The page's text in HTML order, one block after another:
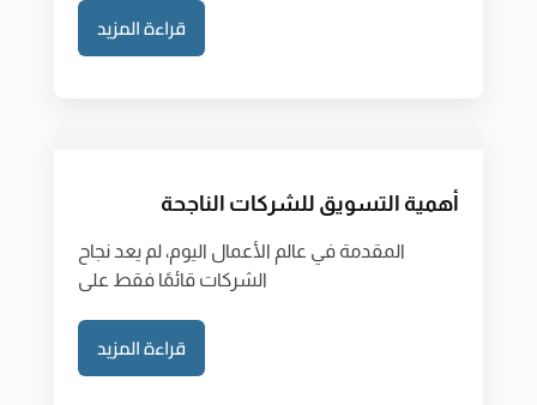
قراءة المزيد
أهمية التسويق للشركات الناجحة
المقدمة في عالم الأعمال اليوم، لم يعد نجاح
الشركات قائمًا فقط على
قراءة المزيد